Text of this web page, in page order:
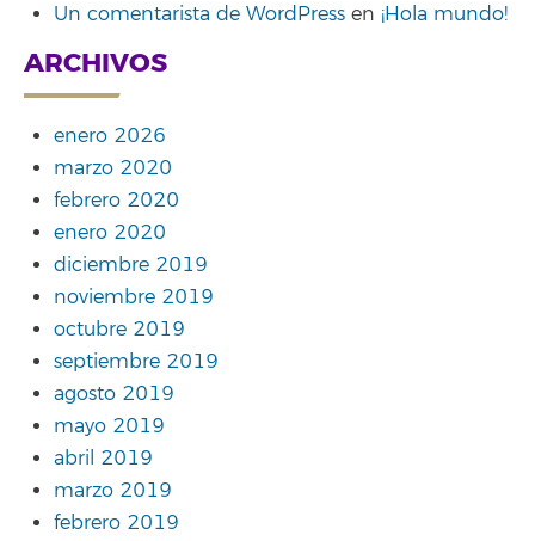
Un comentarista de WordPress en ¡Hola mundo!
ARCHIVOS
enero 2026
marzo 2020
febrero 2020
enero 2020
diciembre 2019
noviembre 2019
octubre 2019
septiembre 2019
agosto 2019
mayo 2019
abril 2019
marzo 2019
febrero 2019